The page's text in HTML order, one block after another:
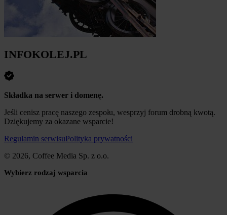
INFOKOLEJ.PL
Składka na serwer i domenę.
Jeśli cenisz pracę naszego zespołu, wesprzyj forum drobną kwotą.
Dziękujemy za okazane wsparcie!
Regulamin serwisuPolityka prywatności
© 2026, Coffee Media Sp. z o.o.
Wybierz rodzaj wsparcia